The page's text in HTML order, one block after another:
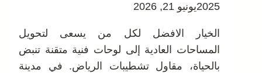
2025يونيو 21, 2026
الخيار الافضل لكل من يسعى لتحويل
المساحات العادية إلى لوحات فنية متقنة تنبض
بالحياة، مقاول تشطيبات الرياض. في مدينة